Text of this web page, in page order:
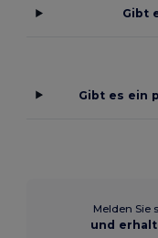
Gibt
Gibt es ein
Melden Sie
und